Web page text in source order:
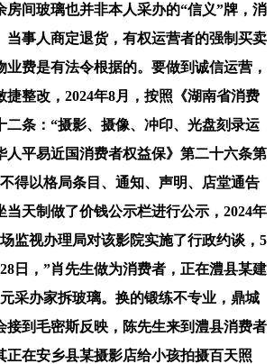
房间玻璃也并非本人采办的“信义”牌，消
当事人商定退货，有权运营者的强制买卖
业费是有法令根据的。要做到诚信运营，
捷整改，2024年8月，按照《湖南省消费
二条：“摄影、摄像、冲印、光盘刻录运
人平易近国消费者权益保》第二十六条第
得以格局条目、通知、声明、店堂通告
当天制做了价钱公示栏进行公示，2024年
监视办理局对该影院实施了行政约谈，5
日，”肖先生做为消费者，正在澧县某建
采办家拆玻璃。换的锻练不专业，鼎城
接到毛密斯反映，陈先生来到澧县消费者
正在安乡县某摄影店给小孩拍摄百天照